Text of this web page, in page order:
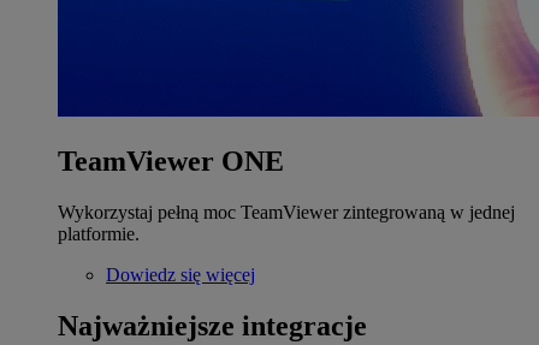
TeamViewer ONE
Wykorzystaj pełną moc TeamViewer zintegrowaną w jednej
platformie.
Dowiedz się więcej
Najważniejsze integracje